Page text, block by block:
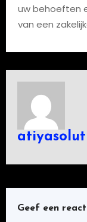
uw behoeften
van een
Geef een